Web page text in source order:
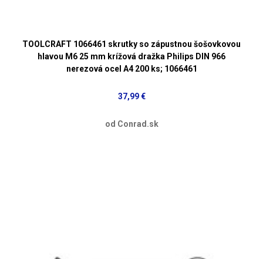
TOOLCRAFT 1066461 skrutky so zápustnou šošovkovou
hlavou M6 25 mm krížová dražka Philips DIN 966
nerezová ocel A4 200 ks; 1066461
37,99 €
od Conrad.sk